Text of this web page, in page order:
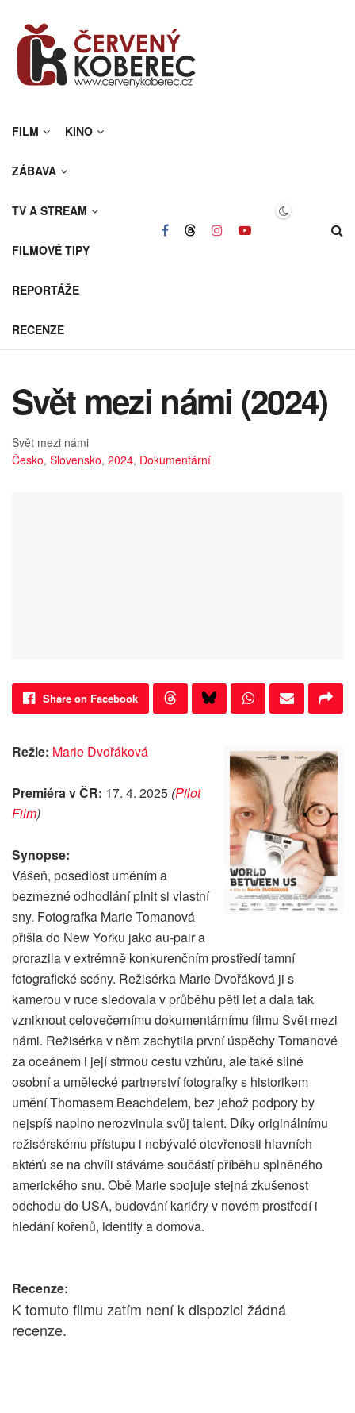
FILM KINO
ZÁBAVA
TV A STREAM
FILMOVÉ TIPY
REPORTÁŽE
RECENZE
Svět mezi námi (2024)
Svět mezi námi
Česko, Slovensko, 2024, Dokumentární
Share on Facebook
Režie: Marie Dvořáková
Premiéra v ČR: 17. 4. 2025 (Pilot
Film)
Synopse:
Vášeň, posedlost uměním a
bezmezné odhodlání plnit si vlastní
sny. Fotografka Marie Tomanová
přišla do New Yorku jako au-pair a
prorazila v extrémně konkurenčním prostředí tamní
fotografické scény. Režisérka Marie Dvořáková ji s
kamerou v ruce sledovala v průběhu pěti let a dala tak
vzniknout celovečernímu dokumentárnímu filmu Svět mezi
námi. Režisérka v něm zachytila první úspěchy Tomanové
za oceánem i její strmou cestu vzhůru, ale také silné
osobní a umělecké partnerství fotografky s historikem
umění Thomasem Beachdelem, bez jehož podpory by
nejspíš naplno nerozvinula svůj talent. Díky originálnímu
režisérskému přístupu i nebývalé otevřenosti hlavních
aktérů se na chvíli stáváme součástí příběhu splněného
amerického snu. Obě Marie spojuje stejná zkušenost
odchodu do USA, budování kariéry v novém prostředí i
hledání kořenů, identity a domova.
Recenze:
K tomuto filmu zatím není k dispozici žádná
recenze.